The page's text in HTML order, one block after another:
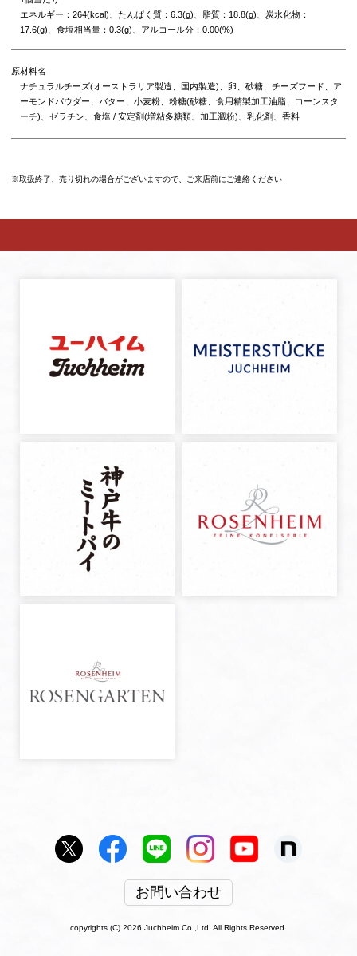
エネルギー：264(kcal)、たんぱく質：6.3(g)、脂質：18.8(g)、炭水化物：
17.6(g)、食塩相当量：0.3(g)、アルコール分：0.00(%)
原材料名
ナチュラルチーズ(オーストラリア製造、国内製造)、卵、砂糖、チーズフード、ア
ーモンドパウダー、バター、小麦粉、粉糖(砂糖、食用精製加工油脂、コーンスタ
ーチ)、ゼラチン、食塩 / 安定剤(増粘多糖類、加工澱粉)、乳化剤、香料
※取扱終了、売り切れの場合がございますので、ご来店前にご連絡ください
お問い合わせ
copyrights (C) 2026 Juchheim Co.,Ltd. All Rights Reserved.